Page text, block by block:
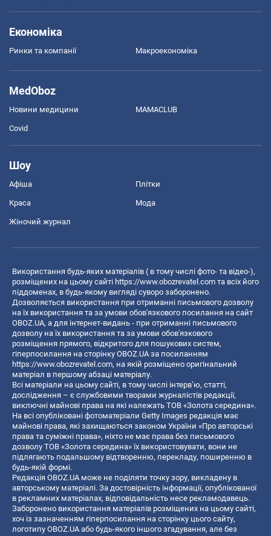
Економіка
Ринки та компанії Макроекономіка
MedOboz
Новини медицини MAMACLUB
Covid
Шоу
Афіша Плітки
Краса Мода
Жіночий журнал
Використання будь-яких матеріалів ( в тому числі фото- та відео-),
розміщених на цьому сайті https://www.obozrevatel.com та всіх його
піддоменах, в будь-якому вигляді суворо заборонено.
Дозволяється використання при отриманні письмового дозволу
на їх використання та за умови обов'язкового посилання на сайт
OBOZ.UA, а для інтернет-видань - при отриманні письмового
дозволу на їх використання та за умови обов'язкового
розміщення прямого, відкритого для пошукових систем,
гіперпосилання на сторінку OBOZ.UA за посиланням
https://www.obozrevatel.com, на якій розміщено оригінальний
матеріал в першому абзаці матеріалу.
Всі матеріали на цьому сайті, в тому числі інтерв’ю, статті,
дослідження – є службовими творами журналістів редакції,
виключні майнові права на які належать ТОВ «Золота середина».
На всі опубліковані фотоматеріали Getty Images редакція має
майнові права, які захищаються законом України «Про авторські
права та суміжні права», ніхто не має права без письмового
дозволу ТОВ «Золота середина» їх використовувати, вони не
підлягають подальшому відтворенню, перекладу, поширенню в
будь-якій формі.
Редакція OBOZ.UA може не поділяти точку зору, викладену в
авторському матеріалі. За достовірність інформації, опублікованої
в рекламних матеріалах, відповідальність несе рекламодавець.
Заборонено використання матеріалів розміщених на цьому сайті,
хоч із зазначенням гіперпосилання на сторінку цього сайту,
логотипу OBOZ.UA або будь-якого іншого згадування, але без